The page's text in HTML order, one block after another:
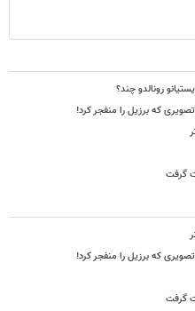
رونالدو چند؟
که برزیل را منفجر کرد!
گرفت
که برزیل را منفجر کرد!
گرفت